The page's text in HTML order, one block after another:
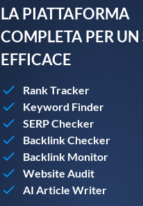
LA PIATTAFORMA
COMPLETA PER UN
EFFICACE
Rank Tracker
Keyword Finder
SERP Checker
Backlink Checker
Backlink Monitor
Website Audit
AI Article Writer